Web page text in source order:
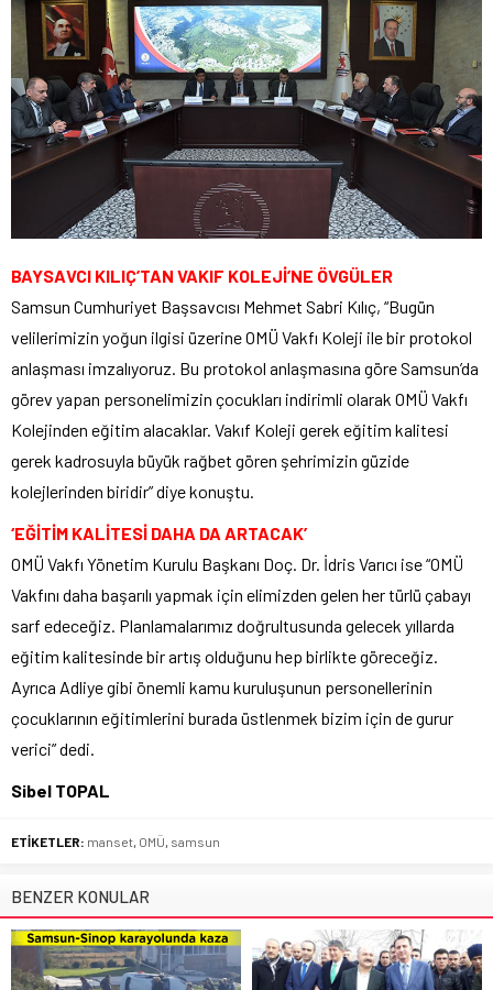
BAYSAVCI KILIÇ’TAN VAKIF KOLEJİ’NE ÖVGÜLER
Samsun Cumhuriyet Başsavcısı Mehmet Sabri Kılıç, “Bugün
velilerimizin yoğun ilgisi üzerine OMÜ Vakfı Koleji ile bir protokol
anlaşması imzalıyoruz. Bu protokol anlaşmasına göre Samsun’da
görev yapan personelimizin çocukları indirimli olarak OMÜ Vakfı
Kolejinden eğitim alacaklar. Vakıf Koleji gerek eğitim kalitesi
gerek kadrosuyla büyük rağbet gören şehrimizin güzide
kolejlerinden biridir” diye konuştu.
‘EĞİTİM KALİTESİ DAHA DA ARTACAK’
OMÜ Vakfı Yönetim Kurulu Başkanı Doç. Dr. İdris Varıcı ise “OMÜ
Vakfını daha başarılı yapmak için elimizden gelen her türlü çabayı
sarf edeceğiz. Planlamalarımız doğrultusunda gelecek yıllarda
eğitim kalitesinde bir artış olduğunu hep birlikte göreceğiz.
Ayrıca Adliye gibi önemli kamu kuruluşunun personellerinin
çocuklarının eğitimlerini burada üstlenmek bizim için de gurur
verici” dedi.
Sibel TOPAL
ETİKETLER: manset, OMÜ, samsun
BENZER KONULAR